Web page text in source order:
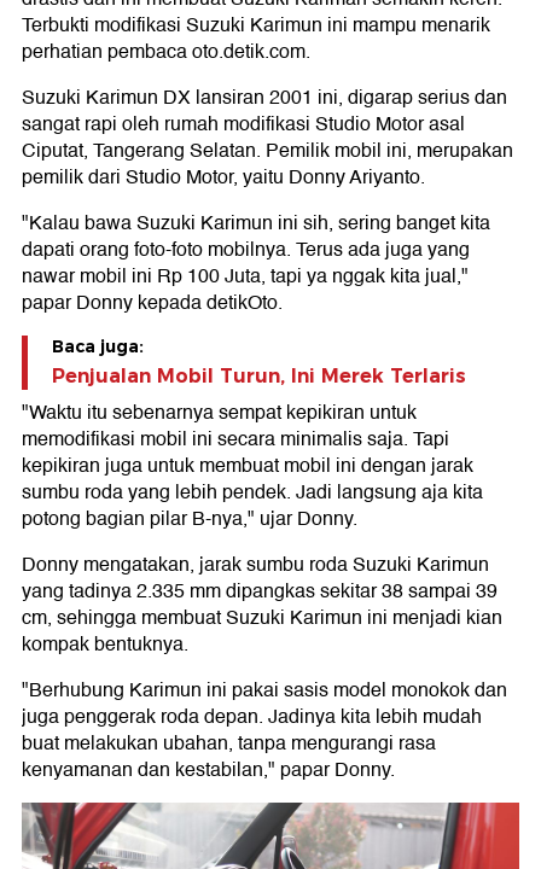
Terbukti modifikasi Suzuki Karimun ini mampu menarik
perhatian pembaca oto.detik.com.
Suzuki Karimun DX lansiran 2001 ini, digarap serius dan
sangat rapi oleh rumah modifikasi Studio Motor asal
Ciputat, Tangerang Selatan. Pemilik mobil ini, merupakan
pemilik dari Studio Motor, yaitu Donny Ariyanto.
"Kalau bawa Suzuki Karimun ini sih, sering banget kita
dapati orang foto-foto mobilnya. Terus ada juga yang
nawar mobil ini Rp 100 Juta, tapi ya nggak kita jual,"
papar Donny kepada detikOto.
Baca juga:
Penjualan Mobil Turun, Ini Merek Terlaris
"Waktu itu sebenarnya sempat kepikiran untuk
memodifikasi mobil ini secara minimalis saja. Tapi
kepikiran juga untuk membuat mobil ini dengan jarak
sumbu roda yang lebih pendek. Jadi langsung aja kita
potong bagian pilar B-nya," ujar Donny.
Donny mengatakan, jarak sumbu roda Suzuki Karimun
yang tadinya 2.335 mm dipangkas sekitar 38 sampai 39
cm, sehingga membuat Suzuki Karimun ini menjadi kian
kompak bentuknya.
"Berhubung Karimun ini pakai sasis model monokok dan
juga penggerak roda depan. Jadinya kita lebih mudah
buat melakukan ubahan, tanpa mengurangi rasa
kenyamanan dan kestabilan," papar Donny.